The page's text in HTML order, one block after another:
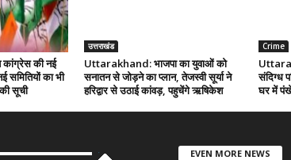
की नई
समितियों का भी
सूची
उत्तराखंड
Uttarakhand: भाजपा का युवाओं को
सनातन से जोड़ने का प्लान, तेजस्वी सूर्या ने
हरिद्वार से उठाई कांवड़, पहुचेंगे ऋषिकेश
Crime
संदिग्ध
घर में
EVEN MORE NEWS